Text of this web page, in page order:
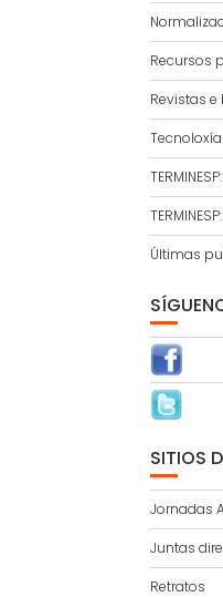
Recursos
Revistas
Últimas
SITIOS
Jornadas
Juntas
Retratos